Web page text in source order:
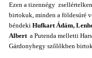
Ezen a tizennégy
birtokuk, minden a földesúré
béndeki Hufkart Ádám,
Albert a Putenda melletti
Gárdonyhegy szőlőkben